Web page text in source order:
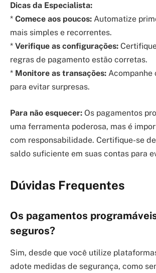
Dicas da Especialista:
* Comece aos poucos: Automatize
mais simples e recorrentes.
* Verifique as configurações:
regras de pagamento estão corretas.
* Monitore as transações: Acompanhe
para evitar surpresas.
Para não esquecer: Os pagamentos
uma ferramenta poderosa, mas é
com responsabilidade. Certifique-se
saldo suficiente em suas contas para
Dúvidas Frequentes
Os pagamentos
seguros?
Sim, desde que você utilize
adote medidas de segurança, como